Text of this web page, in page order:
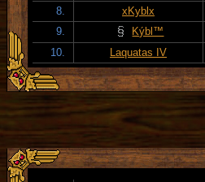
8.
xKyblx
9.
Kýbl™
10.
Laquatas IV